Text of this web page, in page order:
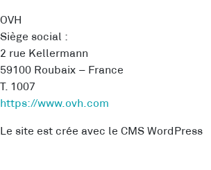
OVH
Siège social :
2 rue Kellermann
59100 Roubaix – France
T. 1007
https://www.ovh.com
Le site est crée avec le CMS WordPress